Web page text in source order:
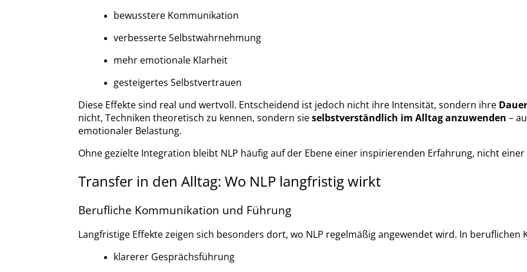
bewusstere Kommunikation
verbesserte Selbstwahrnehmung
mehr emotionale Klarheit
gesteigertes Selbstvertrauen
Diese Effekte sind real und wertvoll. Entscheidend ist jedoch nicht ihre Intensität, sondern ihre Dauer
nicht, Techniken theoretisch zu kennen, sondern sieselbstverständlich im Alltag anzuwenden –
emotionaler Belastung.
Ohne gezielte Integration bleibt NLP häufig auf der Ebene einer inspirierenden Erfahrung, nicht
Transfer in den Alltag: Wo NLP langfristig wirkt
Berufliche Kommunikation und Führung
Langfristige Effekte zeigen sich besonders dort, wo NLP regelmäßig angewendet wird. In
klarerer Gesprächsführung